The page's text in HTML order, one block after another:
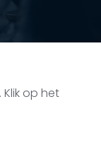
op het